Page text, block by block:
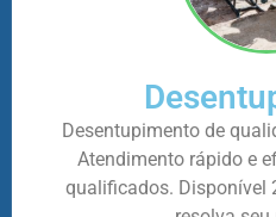
Desentupimento de
Atendimento rápido e
qualificados. Disponível